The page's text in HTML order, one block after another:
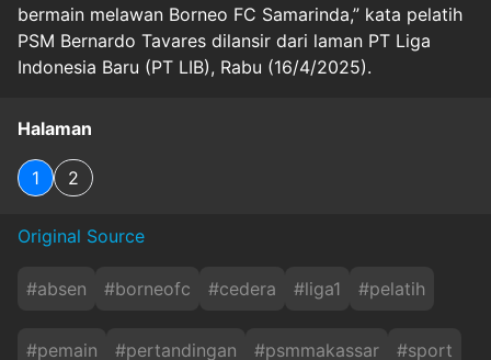
bermain melawan Borneo FC Samarinda,” kata pelatih
PSM Bernardo Tavares dilansir dari laman PT Liga
Indonesia Baru (PT LIB), Rabu (16/4/2025).
Halaman
1 2
Original Source
#absen #borneofc #cedera #liga1 #pelatih
#pemain #pertandingan #psmmakassar #sport